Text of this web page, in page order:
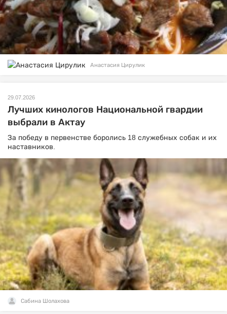
Анастасия Цирулик
29.07.2026
Лучших кинологов Национальной гвардии
выбрали в Актау
За победу в первенстве боролись 18 служебных собак и их
наставников.
Сабина Шолахова